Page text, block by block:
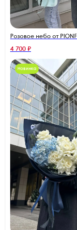
Розовое небо от
4 700 ₽
Новинка